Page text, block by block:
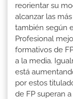
reorientar su
alcanzar las
también según
Profesional
formativos de
a la media.
está
por estos
de FP superan